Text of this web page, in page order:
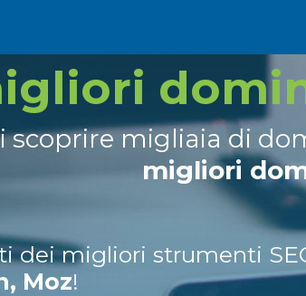
scoprire migliaia di
migliori
dei migliori strumenti
Moz!